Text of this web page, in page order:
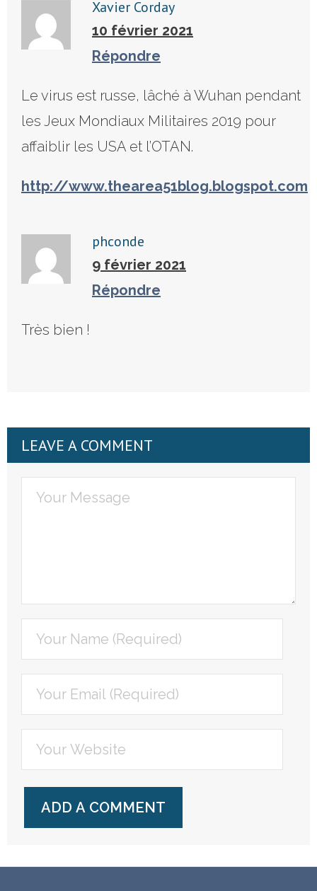
Xavier Corday
10 février 2021
Répondre
Le virus est russe, lâché à Wuhan pendant
les Jeux Mondiaux Militaires 2019 pour
affaiblir les USA et l’OTAN.
http://www.thearea51blog.blogspot.com
phconde
9 février 2021
Répondre
Très bien !
LEAVE A COMMENT